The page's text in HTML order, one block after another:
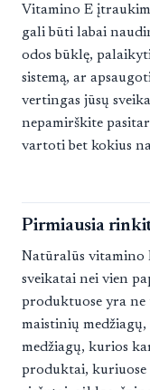
Vitamino E
gali būti labai
odos būklę,
sistemą, ar
vertingas jūsų
nepamirškite
vartoti bet kokius
Pirmiausia
Natūralūs vitamino
sveikatai nei vien
produktuose yra
maistinių
medžiagų, kurios
produktai, kuriuose